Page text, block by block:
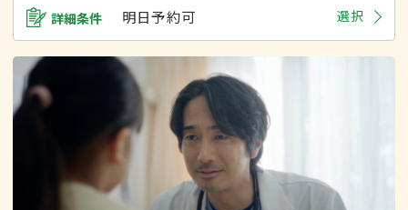
詳細条件 明日予約可 選択